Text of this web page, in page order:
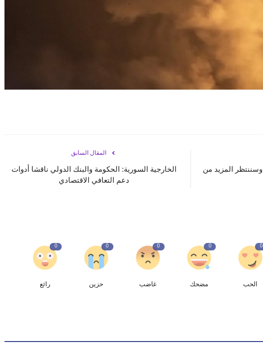
المقال السابق
الخارجية السورية: الحكومة والبنك الدولي ناقشا أدوات
دعم التعافي الاقتصادي
باول: الاقتصاد ربما تباطأ في الربع/1 وسننتظر المزيد من
0
الحب
0
مضحك
0
غاضب
0
حزين
0
رائع